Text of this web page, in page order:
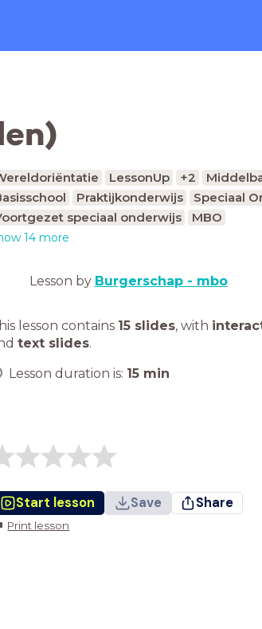
LessonUp +2
Praktijkonderwijs
Speciaal
speciaal onderwijs
MBO
14 more
Lesson by Burgerschap - mbo
lesson contains 15 slides, with
text slides.
Lesson duration is: 15 min
Start lesson Save Share
Print lesson